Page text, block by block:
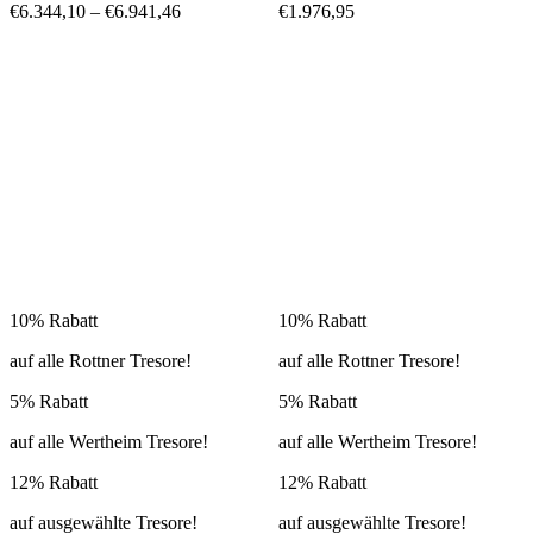
€6.344,10 – €6.941,46
10% Rabatt
auf alle Rottner Tresore!
5% Rabatt
auf alle Wertheim Tresore!
12% Rabatt
auf ausgewählte Tresore!
€1.976,95
10% Rabatt
auf alle Rottner Tresore!
5% Rabatt
auf alle Wertheim Tresore!
12% Rabatt
auf ausgewählte Tresore!